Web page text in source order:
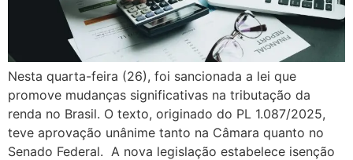
Nesta quarta-feira (26), foi sancionada a lei que
promove mudanças significativas na tributação da
renda no Brasil. O texto, originado do PL 1.087/2025,
teve aprovação unânime tanto na Câmara quanto no
Senado Federal. A nova legislação estabelece isenção